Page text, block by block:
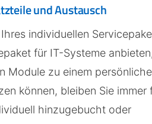
und Austausch
individuellen
für IT-Systeme
Module zu einem
können, bleiben Sie immer
hinzugebucht oder